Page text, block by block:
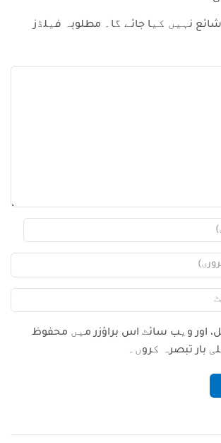
نہیں کیا جائے گا۔ مطلوبہ فیلڈز
اور ویب سائٹ اس براؤزر میں محفوظ
بار تبصرہ کروں۔